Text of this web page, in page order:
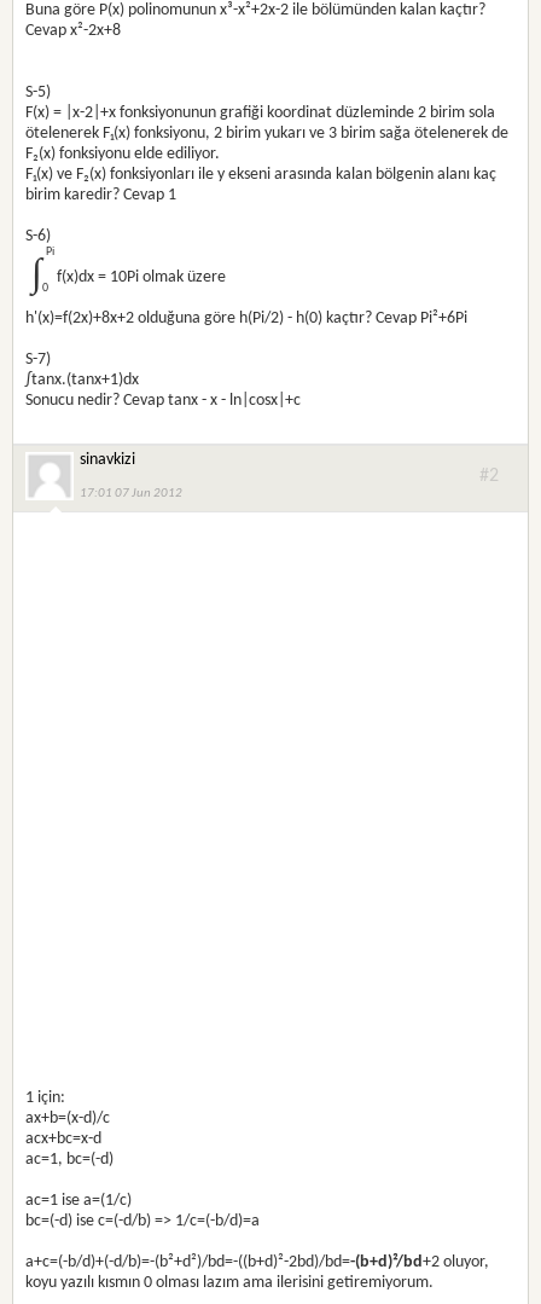
Buna göre P(x) polinomunun x³-x²+2x-2 ile bölümünden kalan kaçtır?
Cevap x²-2x+8
S-5)
F(x) = |x-2|+x fonksiyonunun grafiği koordinat düzleminde 2 birim sola
ötelenerek F₁(x) fonksiyonu, 2 birim yukarı ve 3 birim sağa ötelenerek de
F₂(x) fonksiyonu elde ediliyor.
F₁(x) ve F₂(x) fonksiyonları ile y ekseni arasında kalan bölgenin alanı kaç
birim karedir? Cevap 1
S-6)
∫ Pi
0
f(x)dx = 10Pi olmak üzere
h'(x)=f(2x)+8x+2 olduğuna göre h(Pi/2) - h(0) kaçtır? Cevap Pi²+6Pi
S-7)
∫tanx.(tanx+1)dx
Sonucu nedir? Cevap tanx - x - ln|cosx|+c
sinavkizi
17:01 07 Jun 2012
#2
1 için:
ax+b=(x-d)/c
acx+bc=x-d
ac=1, bc=(-d)
ac=1 ise a=(1/c)
bc=(-d) ise c=(-d/b) => 1/c=(-b/d)=a
a+c=(-b/d)+(-d/b)=-(b²+d²)/bd=-((b+d)²-2bd)/bd=-(b+d)²/bd+2 oluyor,
koyu yazılı kısmın 0 olması lazım ama ilerisini getiremiyorum.